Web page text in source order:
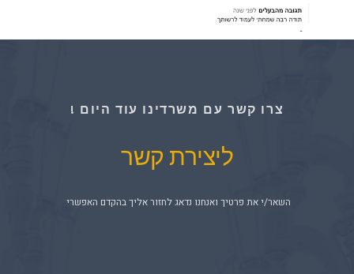
צרו קשר עם משרדינו עוד היום !
ליצירת קשר
השאר/י את פרטיך ואנחנו נדאג לחזור אליך בהקדם האפשרי